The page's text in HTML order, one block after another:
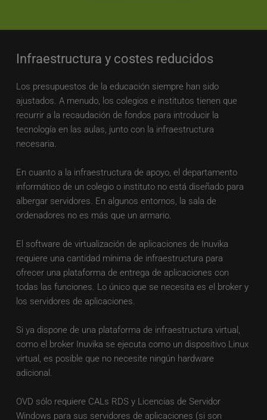
Infraestructura y costes reducidos
Los presupuestos de la educación siempre han sido
ajustados. A menudo, los colegios e institutos tienen que
recurrir a la recaudación de fondos para introducir la
tecnología en las aulas, junto con la infraestructura
necesaria.
En cuanto a la infraestructura de apoyo, el departamento
informático de un colegio o instituto no está diseñado para
albergar servidores. En algunos entornos, la sala de
ordenadores no es más que un armario.
El software de virtualización de aplicaciones de Inuvika
requiere una cantidad mínima de infraestructura para
ofrecer una plataforma de entrega de aplicaciones con
todas las funciones. Lo único que se necesita es el broker y
los servidores de aplicaciones.
Si ya dispone de una plataforma de infraestructura virtual,
como el broker Inuvika se ejecuta como un dispositivo Linux
virtual, es posible que no necesite ningún hardware
adicional.
OVD sólo requiere CALs RDS y Licencias de Servidor
Windows para sus servidores de aplicaciones (si son